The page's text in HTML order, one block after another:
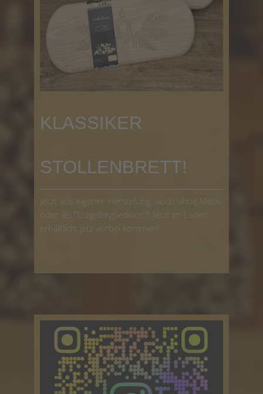
KLASSIKER
STOLLENBRETT!
Jetzt aus eigener Herstelung, auch ohne Motiv
oder als "Erzgebirgsedition"! Jetzt im Laden
erhältlich, jetz vorbei kommen!